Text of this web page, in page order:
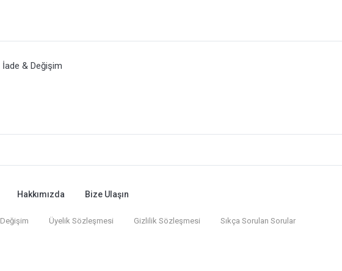
İade & Değişim
Hakkımızda Bize Ulaşın
Üyelik Sözleşmesi Gizlilik Sözleşmesi Sıkça Sorulan Sorular